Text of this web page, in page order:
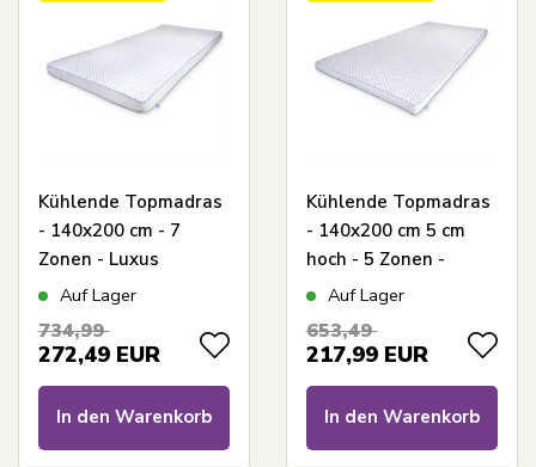
Kühlende Topmadras
- 140x200 cm - 7
Zonen - Luxus
Memoryschaum
- SLEEP TECH By
Auf Lager
734,99
272,49 EUR
In den Warenkorb
Kühlende Topmadras
- 140x200 cm 5 cm
hoch - 5 Zonen -
Memoryschaum
TECH by Borg
Auf Lager
653,49
217,99 EUR
In den Warenkorb